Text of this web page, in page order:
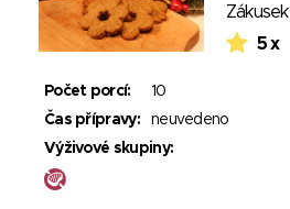
Zákusek
5 x
Počet porcí:
10
Čas přípravy:
neuvedeno
Výživové skupiny: